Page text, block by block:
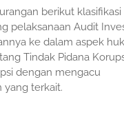
berikut klasifikasi
pelaksanaan Audit
ke dalam aspek
Tindak Pidana
dengan mengacu
yang terkait.